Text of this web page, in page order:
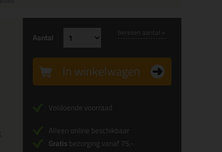
Aantal bereken aantal >
In winkelwagen
Voldoende voorraad
Alleen online beschikbaar
Gratisbezorging vanaf 75,-